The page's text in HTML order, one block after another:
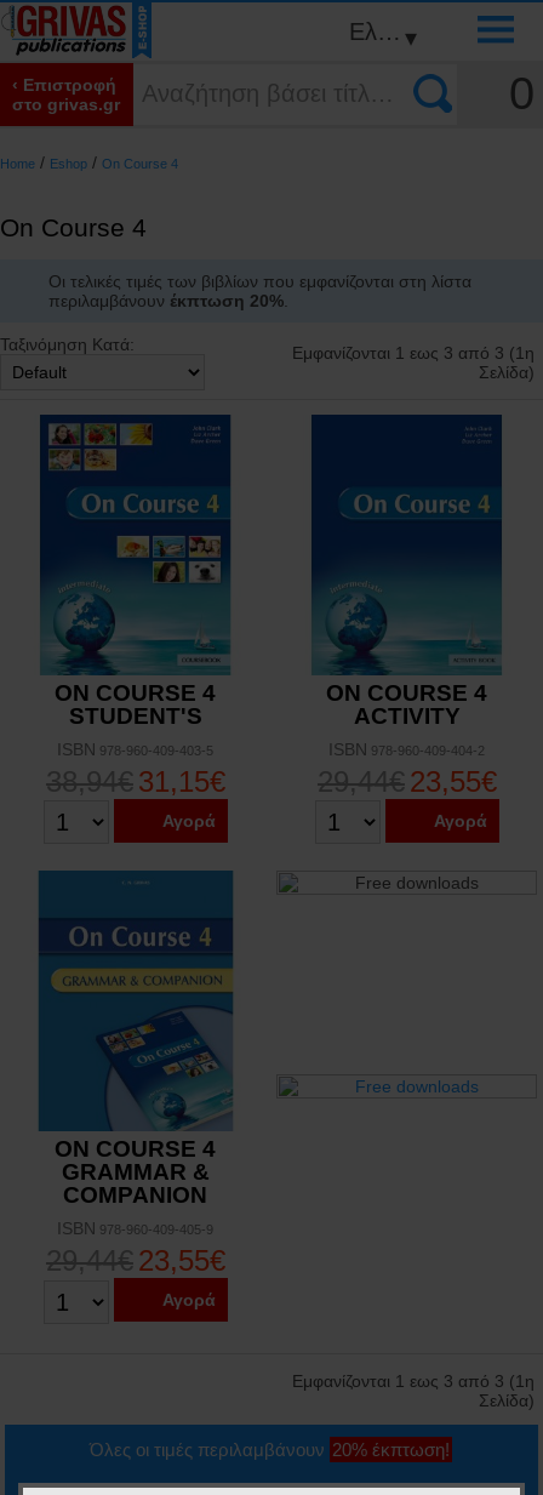
Ελληνικά ▾
‹ Επιστροφή
στο grivas.gr
0
Home / Eshop / On Course 4
On Course 4
Οι τελικές τιμές των βιβλίων που εμφανίζονται στη λίστα
περιλαμβάνουν έκπτωση 20%
Ταξινόμηση Κατά:
Εμφανίζονται 1 εως 3 από 3 (1η
Σελίδα)
ON COURSE 4
STUDENT'S
ISBN 978-960-409-403-5
38,94€31,15€
Αγορά
ON COURSE 4
ACTIVITY
ISBN 978-960-409-404-2
29,44€23,55€
Αγορά
ON COURSE 4
GRAMMAR &
COMPANION
ISBN 978-960-409-405-9
29,44€23,55€
Αγορά
Εμφανίζονται 1 εως 3 από 3 (1η
Σελίδα)
Όλες οι τιμές περιλαμβάνουν 20% έκπτωση!